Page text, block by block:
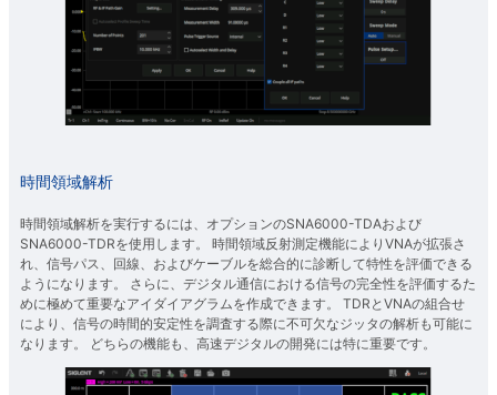
時間領域解析
時間領域解析を実行するには、オプションのSNA6000-TDAおよび
SNA6000-TDRを使用します。 時間領域反射測定機能によりVNAが拡張さ
れ、信号パス、回線、およびケーブルを総合的に診断して特性を評価できる
ようになります。 さらに、デジタル通信における信号の完全性を評価するた
めに極めて重要なアイダイアグラムを作成できます。 TDRとVNAの組合せ
により、信号の時間的安定性を調査する際に不可欠なジッタの解析も可能に
なります。 どちらの機能も、高速デジタルの開発には特に重要です。